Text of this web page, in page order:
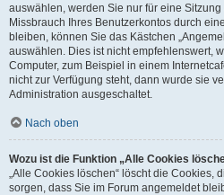
auswählen, werden Sie nur für eine
Missbrauch Ihres Benutzerkontos durch
bleiben, können Sie das Kästchen
auswählen. Dies ist nicht empfehlenswert,
Computer, zum Beispiel in einem
nicht zur Verfügung steht, dann wurde sie
Administration ausgeschaltet.
Nach oben
Wozu ist die Funktion „Alle Cookies
„Alle Cookies löschen“ löscht die Cookies,
sorgen, dass Sie im Forum angemeldet